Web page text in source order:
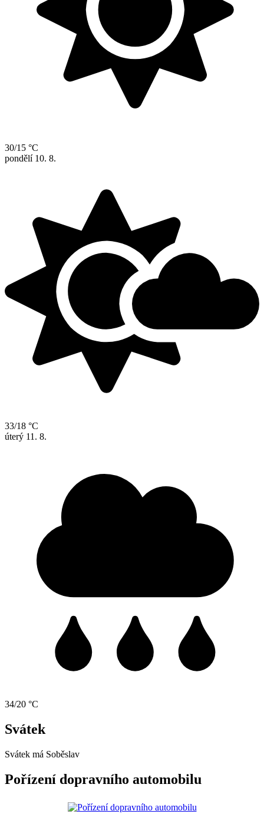
30/15 °C
pondělí 10. 8.
33/18 °C
úterý 11. 8.
34/20 °C
Svátek
Svátek má Soběslav
Pořízení dopravního automobilu